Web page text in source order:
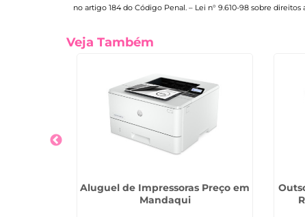
no artigo 184 do Código Penal. – Lei n° 9.610-98 sobre direitos
Veja Também
Aluguel de Impressoras Preço em
Mandaqui